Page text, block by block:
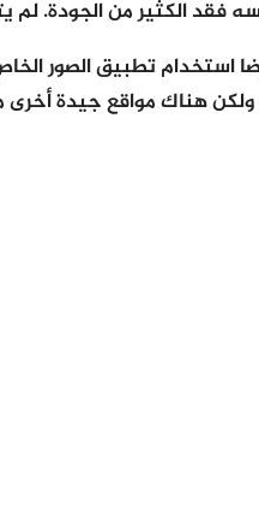
تطبيق الصور